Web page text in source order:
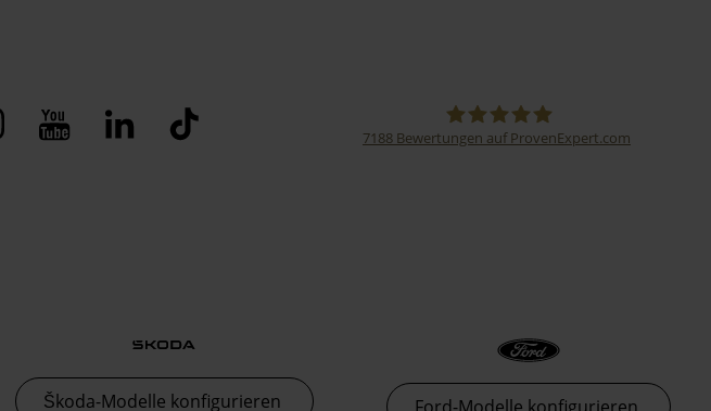
7188 Bewertungen auf ProvenExpert.com
Škoda-Modelle konfigurieren